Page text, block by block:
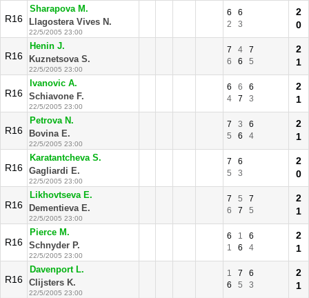
R16
Sharapova M.
Llagostera Vives N.
22/5/2005 23:00
6
6
2
3
2
0
R16
Henin J.
Kuznetsova S.
22/5/2005 23:00
7 4
7
6
6 5
2
1
R16
Ivanovic A.
Schiavone F.
22/5/2005 23:00
6 6
6
4
7 3
2
1
R16
Petrova N.
Bovina E.
22/5/2005 23:00
7 3
6
5
6 4
2
1
R16
Karatantcheva S.
Gagliardi E.
22/5/2005 23:00
7
6
5
3
2
0
R16
Likhovtseva E.
Dementieva E.
22/5/2005 23:00
7 5
7
6
7 5
2
1
R16
Pierce M.
Schnyder P.
22/5/2005 23:00
6 1
6
1
6 4
2
1
R16
Davenport L.
Clijsters K.
22/5/2005 23:00
1 7
6
6
5 3
2
1